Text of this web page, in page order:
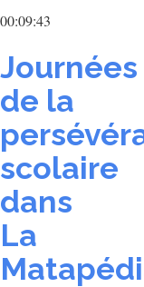
00:09:43
Journées
de la
scolaire
dans
La